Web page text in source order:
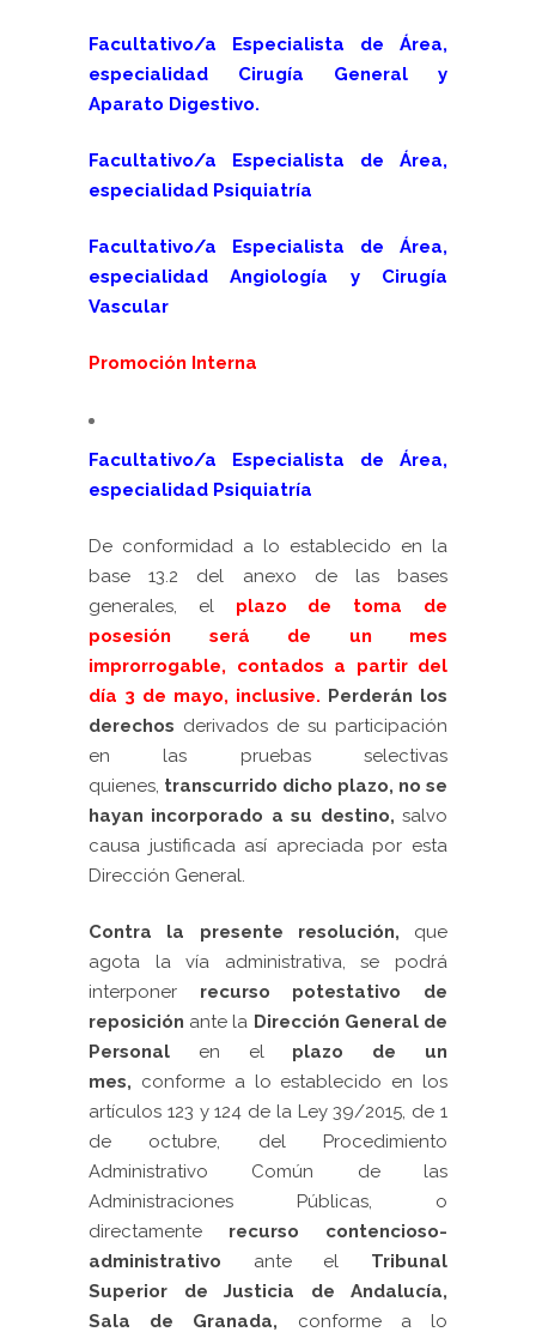
Facultativo/a Especialista de Área,
especialidad Cirugía General y
Aparato Digestivo.
Facultativo/a Especialista de Área,
especialidad Psiquiatría
Facultativo/a Especialista de Área,
especialidad Angiología y Cirugía
Vascular
Promoción Interna
Facultativo/a Especialista de Área,
especialidad Psiquiatría
De conformidad a lo establecido en la
base 13.2 del anexo de las bases
generales, el
plazo de toma de
posesión será de un mes
improrrogable, contados a partir del
día 3 de mayo, inclusive. Perderán los
derechos derivados de su participación
en las pruebas selectivas
quienes, transcurrido dicho plazo, no se
hayan incorporado a su destino, salvo
causa justificada así apreciada por esta
Dirección General.
Contra la presente resolución, que
agota la vía administrativa, se podrá
interponer recurso potestativo de
reposición ante la Dirección General de
Personal en el plazo de un
mes, conforme a lo establecido en los
artículos 123 y 124 de la Ley 39/2015, de 1
de octubre, del Procedimiento
Administrativo Común de las
Administraciones Públicas, o
directamente recurso contencioso-
administrativo ante el Tribunal
Superior de Justicia de Andalucía,
Sala de Granada, conforme a lo